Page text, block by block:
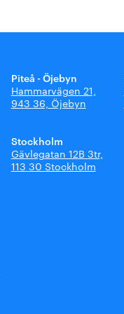
Piteå - Öjebyn
Hammarvägen 21,
943 36, Öjebyn
Stockholm
Gävlegatan 12B 3tr,
113 30 Stockholm